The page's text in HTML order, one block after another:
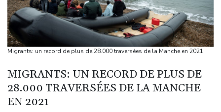
La Fifa reconnaît des "erreurs" et présente des "excuses" après
une réunion de crise au Maroc
Colombie: un bébé hippopotame descendant de la colonie
d'Escobar meurt malgré les soins
"actes terroristes" lors de l'investiture du président
L'étage supérieur d'une fusée SpaceX s'est écrasé sur la Lune
Séisme au Venezuela: la douloureuse valse des nombres de
Migrants: un record de plus de 28.000 traversées de la Manche en 2021
MIGRANTS: UN RECORD DE PLUS DE
28.000 TRAVERSÉES DE LA MANCHE
EN 2021